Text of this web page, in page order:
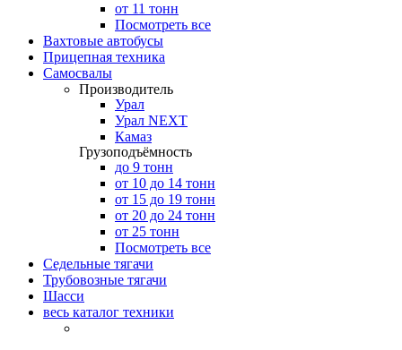
от 11 тонн
Посмотреть все
Вахтовые автобусы
Прицепная техника
Самосвалы
Производитель
Урал
Урал NEXT
Камаз
Грузоподъёмность
до 9 тонн
от 10 до 14 тонн
от 15 до 19 тонн
от 20 до 24 тонн
от 25 тонн
Посмотреть все
Седельные тягачи
Трубовозные тягачи
Шасси
весь каталог техники